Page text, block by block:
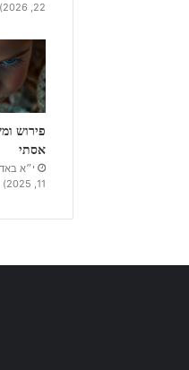
22, 2026)
פירוש
אסתי
י״א
11, 2025)